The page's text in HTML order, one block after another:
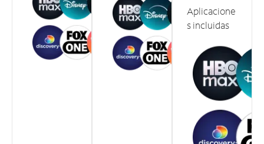
Aplicacione
s incluidas